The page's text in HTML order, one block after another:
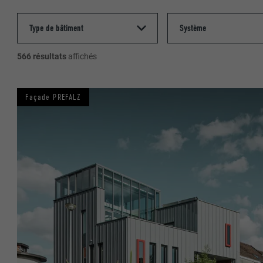
566 résultats affichés
Façade PREFALZ